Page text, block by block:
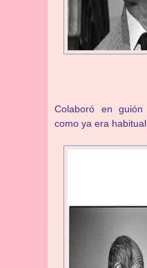
Colaboró en guión
como ya era habitual.